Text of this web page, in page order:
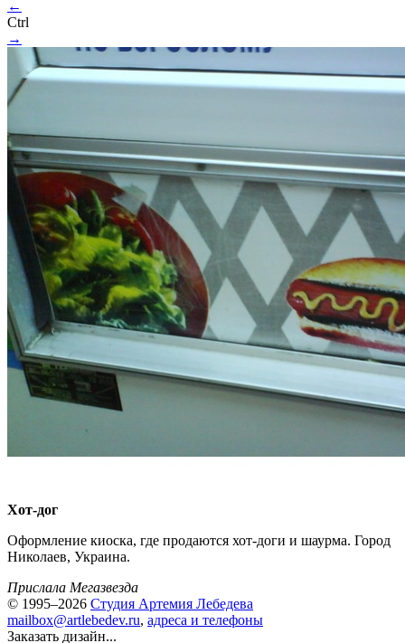
←
Ctrl
→
Хот-дог
Оформление киоска, где продаются хот-доги и шаурма. Город
Николаев, Украина.
Прислала Мегазвезда
© 1995–2026 Студия Артемия Лебедева
mailbox@artlebedev.ru, адреса и телефоны
Заказать дизайн...